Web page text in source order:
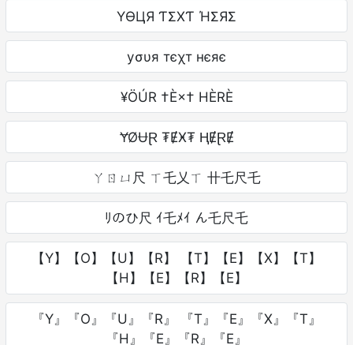
YӨЦЯ ƬΣXƬ ΉΣЯΣ
уσυя тєχт нєяє
¥ÖÚR †È×† HÈRÈ
ɎØɄⱤ ₮ɆӾ₮ ⱧɆⱤɆ
ㄚㄖㄩ尺 ㄒ乇乂ㄒ 卄乇尺乇
ﾘのひ尺 ｲ乇ﾒｲ ん乇尺乇
【Y】【O】【U】【R】 【T】【E】【X】【T】
【H】【E】【R】【E】
『Y』『O』『U』『R』 『T』『E』『X』『T』
『H』『E』『R』『E』